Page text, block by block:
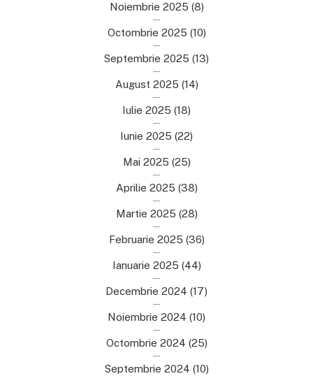
Noiembrie 2025 (8)
Octombrie 2025 (10)
Septembrie 2025 (13)
August 2025 (14)
Iulie 2025 (18)
Iunie 2025 (22)
Mai 2025 (25)
Aprilie 2025 (38)
Martie 2025 (28)
Februarie 2025 (36)
Ianuarie 2025 (44)
Decembrie 2024 (17)
Noiembrie 2024 (10)
Octombrie 2024 (25)
Septembrie 2024 (10)